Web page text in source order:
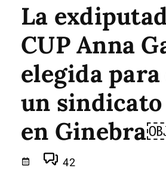
La
CUP Anna
elegida
un
en
42